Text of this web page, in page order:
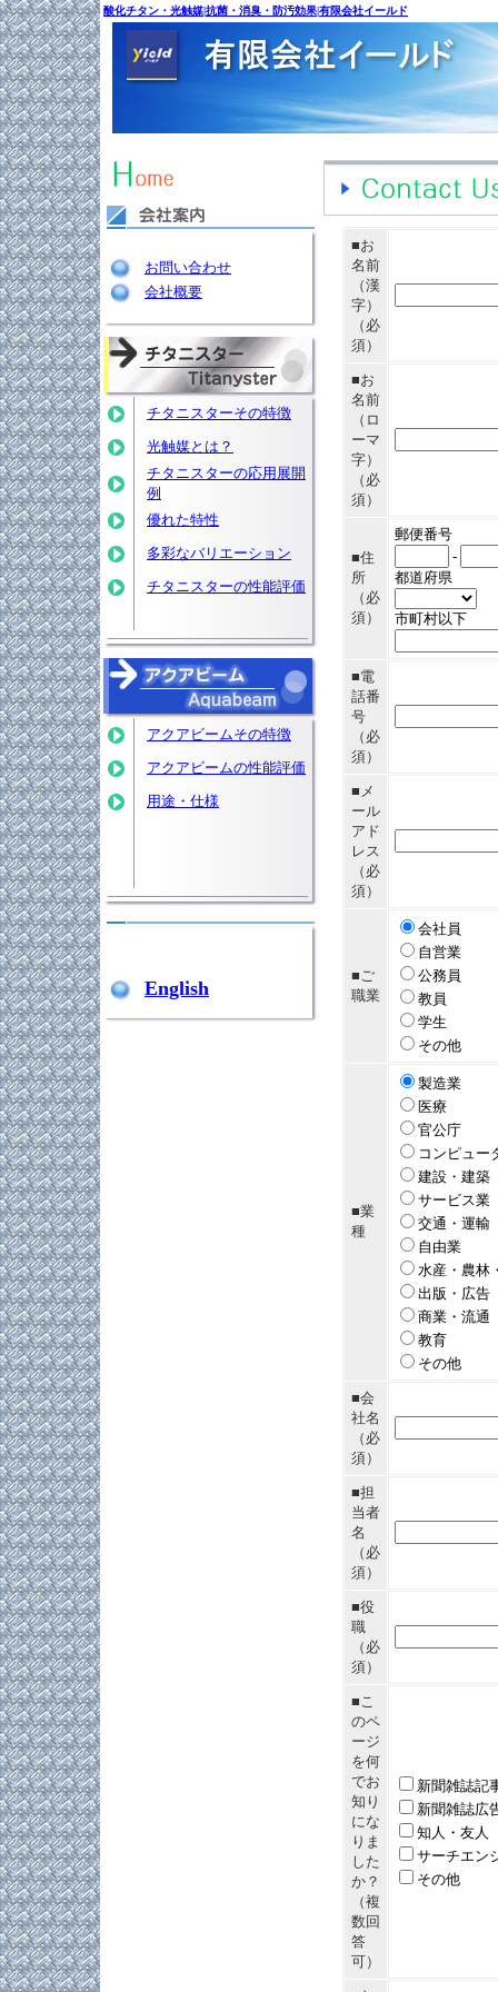
酸化チタン・光触媒|抗菌・消臭・防汚効果|有限会社イールド
お問い合わせ
会社概要
チタニスターその特徴
光触媒とは？
チタニスターの応用展開
例
優れた特性
多彩なバリエーション
チタニスターの性能評価
アクアビームその特徴
アクアビームの性能評価
用途・仕様
English
■お
名前
（漢
字）
（必
須）
■お
名前
（ロ
ーマ
字）
（必
須）
■住
所
（必
須）
郵便番号
-
都道府県
市町村以下
■電
話番
号
（必
須）
■メ
ール
アド
レス
（必
須）
■ご
職業
会社員
自営業
公務員
教員
学生
その他
■業
種
製造業
医療
官公庁
コンピュー
建設・建築
サービス業
交通・運輸
自由業
水産・農林
出版・広告
商業・流通
教育
その他
■会
社名
（必
須）
■担
当者
名
（必
須）
■役
職
（必
須）
■こ
のペ
ージ
を何
でお
知り
にな
りま
した
か？
（複
数回
答
可）
新聞雑誌記
新聞雑誌広
知人・友人
サーチエン
その他